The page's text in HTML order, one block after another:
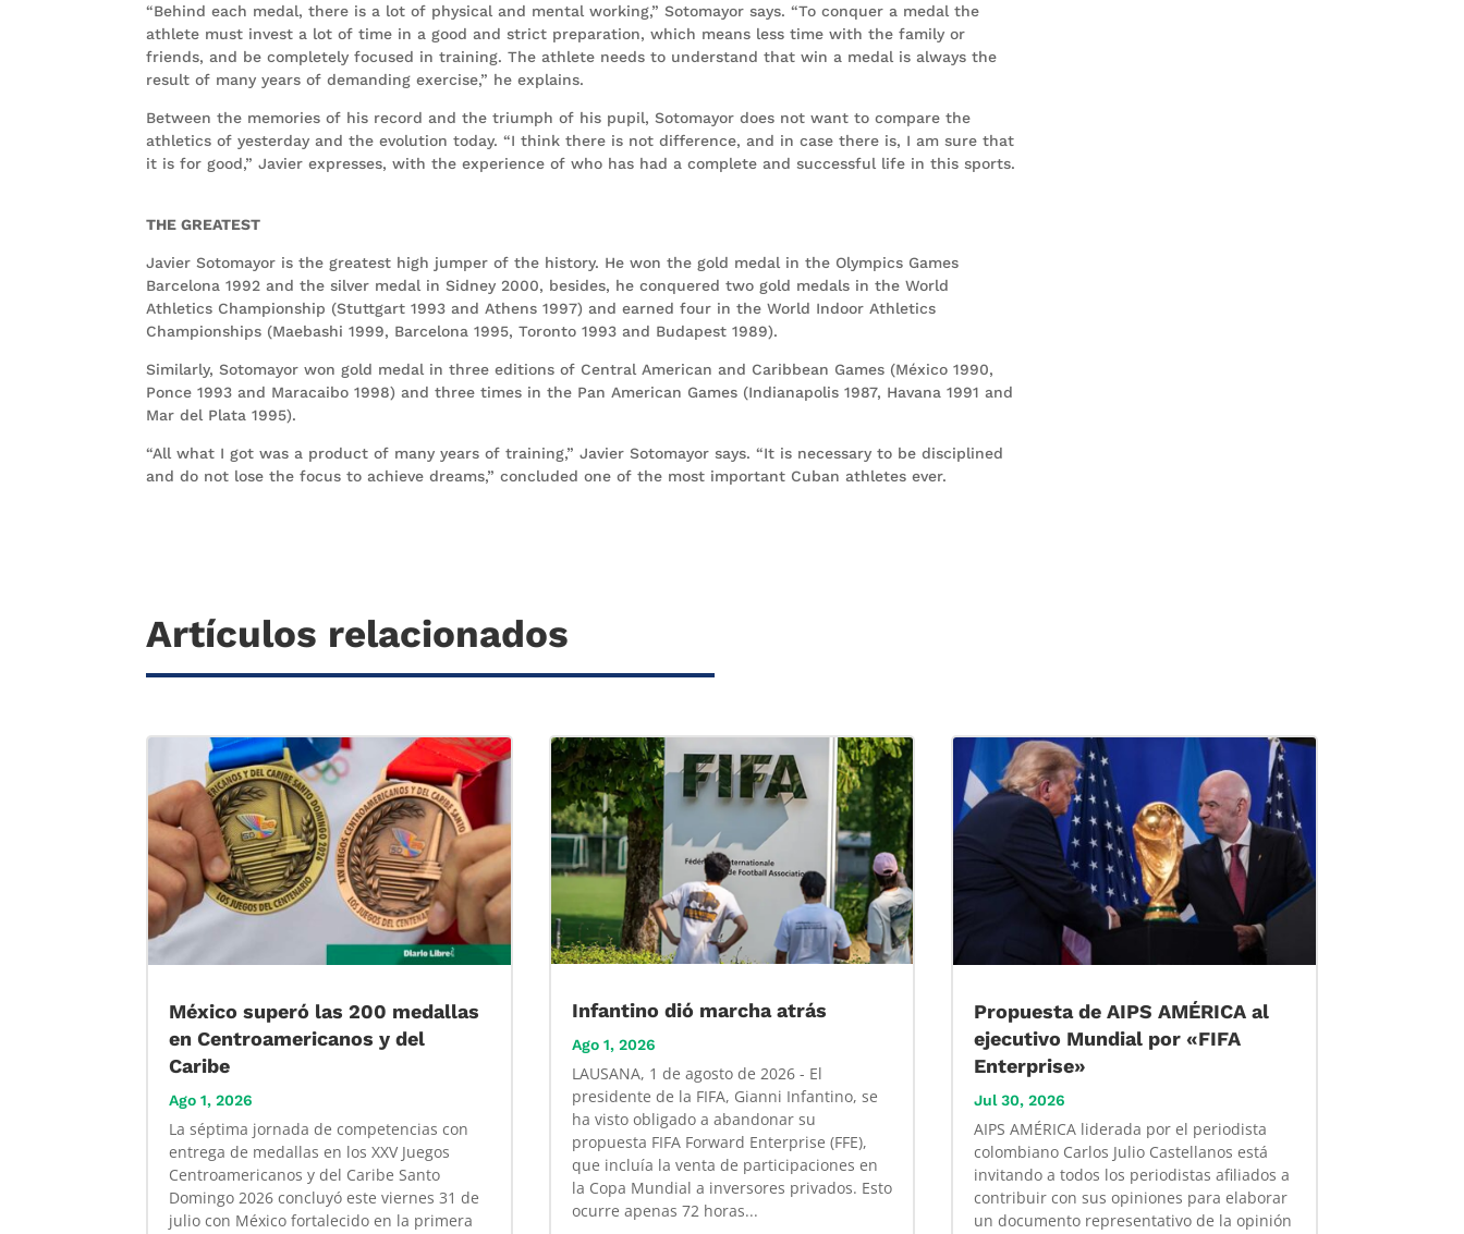
“Behind each medal, there is a lot of physical and mental working,” Sotomayor says. “To conquer a medal the
athlete must invest a lot of time in a good and strict preparation, which means less time with the family or
friends, and be completely focused in training. The athlete needs to understand that win a medal is always the
result of many years of demanding exercise,” he explains.
Between the memories of his record and the triumph of his pupil, Sotomayor does not want to compare the
athletics of yesterday and the evolution today. “I think there is not difference, and in case there is, I am sure that
it is for good,” Javier expresses, with the experience of who has had a complete and successful life in this sports.
THE GREATEST
Javier Sotomayor is the greatest high jumper of the history. He won the gold medal in the Olympics Games
Barcelona 1992 and the silver medal in Sidney 2000, besides, he conquered two gold medals in the World
Athletics Championship (Stuttgart 1993 and Athens 1997) and earned four in the World Indoor Athletics
Championships (Maebashi 1999, Barcelona 1995, Toronto 1993 and Budapest 1989).
Similarly, Sotomayor won gold medal in three editions of Central American and Caribbean Games (México 1990,
Ponce 1993 and Maracaibo 1998) and three times in the Pan American Games (Indianapolis 1987, Havana 1991 and
Mar del Plata 1995).
“All what I got was a product of many years of training,” Javier Sotomayor says. “It is necessary to be disciplined
and do not lose the focus to achieve dreams,” concluded one of the most important Cuban athletes ever.
Artículos relacionados
México superó las 200 medallas
en Centroamericanos y del
Caribe
Ago 1, 2026
La séptima jornada de competencias con
entrega de medallas en los XXV Juegos
Centroamericanos y del Caribe Santo
Domingo 2026 concluyó este viernes 31 de
julio con México fortalecido en la primera
Infantino dió marcha atrás
Ago 1, 2026
LAUSANA, 1 de agosto de 2026 - El
presidente de la FIFA, Gianni Infantino, se
ha visto obligado a abandonar su
propuesta FIFA Forward Enterprise (FFE),
que incluía la venta de participaciones en
la Copa Mundial a inversores privados. Esto
ocurre apenas 72 horas...
Propuesta de AIPS AMÉRICA al
ejecutivo Mundial por «FIFA
Enterprise»
Jul 30, 2026
AIPS AMÉRICA liderada por el periodista
colombiano Carlos Julio Castellanos está
invitando a todos los periodistas afiliados a
contribuir con sus opiniones para elaborar
un documento representativo de la opinión